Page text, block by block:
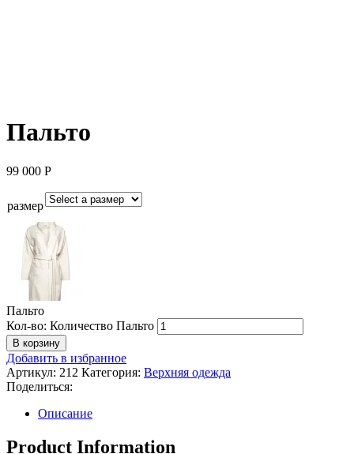
Пальто
99 000 Р
размер
Пальто
Кол-во: Количество Пальто
В корзину
Добавить в избранное
Артикул: 212 Категория: Верхняя одежда
Поделиться:
Описание
Product Information